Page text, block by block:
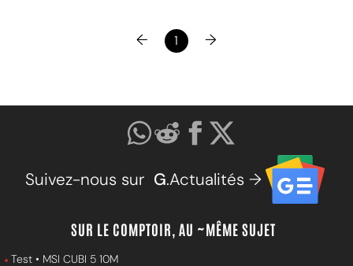
← 1 →
Suivez-nous sur G.Actualités →
SUR LE COMPTOIR, AU ~MÊME SUJET
Test • MSI CUBI 5 10M